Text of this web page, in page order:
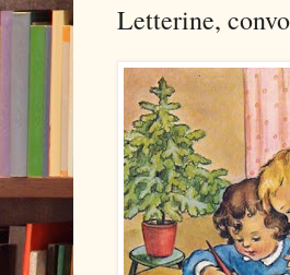
Letterine,